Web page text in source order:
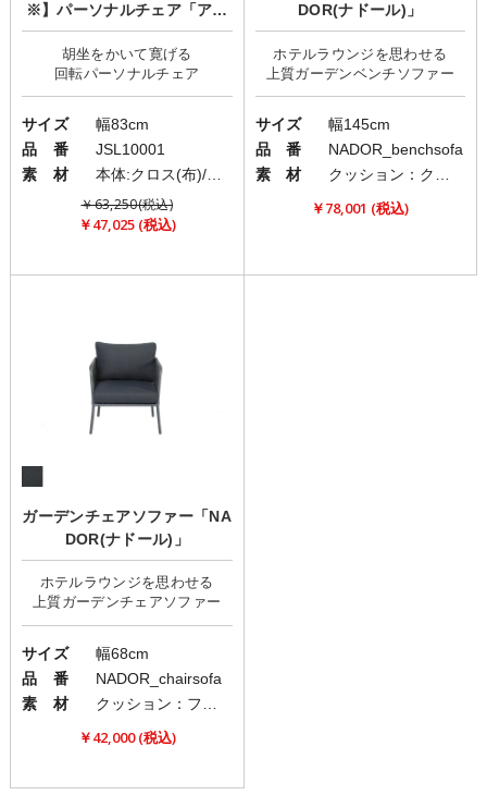
※】パーソナルチェア「アル
テマ」
胡坐をかいて寛げる
サイズ
幅83cm
品 番
JSL10001
素 材
本体:クロス(布)/脚部:スチール
￥63,250(税込)
￥47,025 (税込)
DOR(ナドール)」
ホテルラウンジを思わせる
サイズ
幅145cm
品 番
NADOR_benchsofa
素 材
￥78,001 (税込)
ガーデンチェアソファー「NA
DOR(ナドール)」
ホテルラウンジを思わせる
サイズ
幅68cm
品 番
NADOR_chairsofa
素 材
￥42,000 (税込)